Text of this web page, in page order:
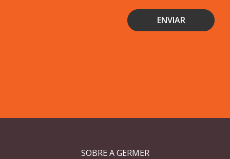
SOBRE A GERMER